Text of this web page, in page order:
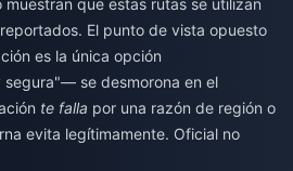
que estas rutas se utilizan
El punto de vista opuesto
es la única opción
se desmorona en el
te falla por una razón de región o
evita legítimamente. Oficial no